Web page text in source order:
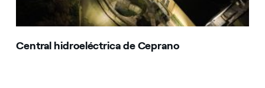
Central hidroeléctrica de Ceprano